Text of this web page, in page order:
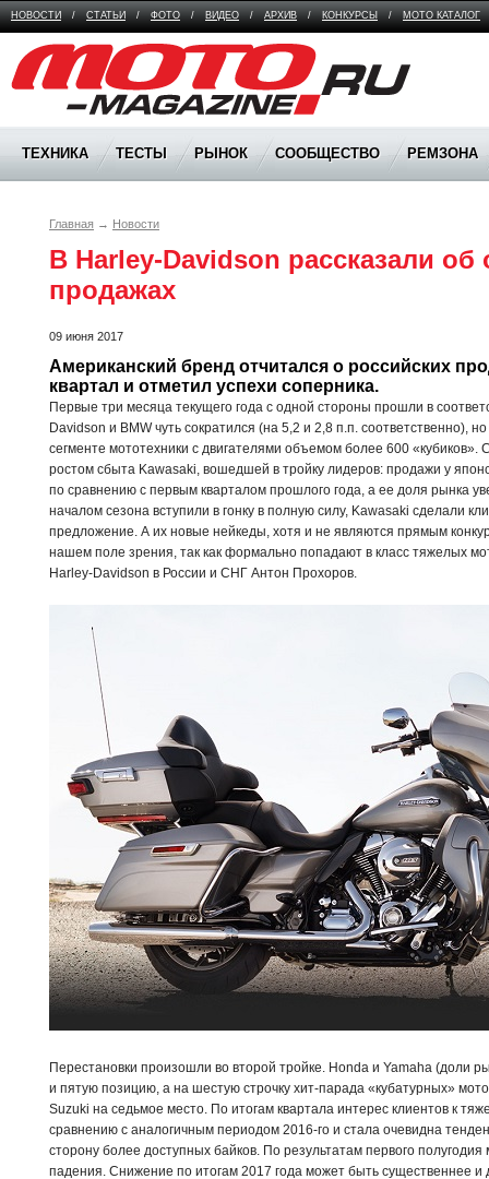
НОВОСТИ / СТАТЬИ / ФОТО / ВИДЕО / АРХИВ / КОНКУРСЫ / МОТО КАТАЛОГ
Moto Magazine
ТЕХНИКА ТЕСТЫ РЫНОК СООБЩЕСТВО РЕМЗОНА
Главная → Новости
В Harley-Davidson рассказали об
продажах
09 июня 2017
Американский бренд отчитался о российских
квартал и отметил успехи соперника.
Первые три месяца текущего года с одной стороны прошли в
Davidson и BMW чуть сократился (на 5,2 и 2,8 п.п. соответственно),
сегменте мототехники с двигателями объемом более 600
ростом сбыта Kawasaki, вошедшей в тройку лидеров: продажи у
по сравнению с первым кварталом прошлого года, а ее доля рынка
началом сезона вступили в гонку в полную силу, Kawasaki сделали
предложение. А их новые нейкеды, хотя и не являются прямым
нашем поле зрения, так как формально попадают в класс тяжелых
Harley-Davidson в России и СНГ Антон Прохоров.
Перестановки произошли во второй тройке. Honda и Yamaha (доли
и пятую позицию, а на шестую строчку хит-парада «кубатурных»
Suzuki на седьмое место. По итогам квартала интерес клиентов к
сравнению с аналогичным периодом 2016-го и стала очевидна
сторону более доступных байков. По результатам первого
падения. Снижение по итогам 2017 года может быть существеннее и